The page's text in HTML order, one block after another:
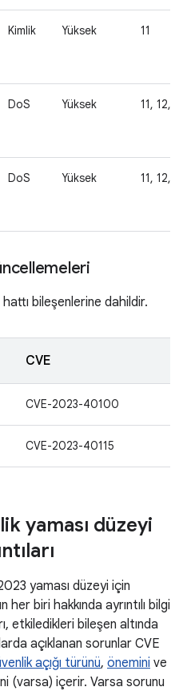
Kimlik Yüksek 11
DoS Yüksek 11, 12,
DoS Yüksek 11, 12,
bileşenlerine dahildir.
CVE
CVE-2023-40100
CVE-2023-40115
yaması düzeyi
yaması düzeyi için
her biri hakkında ayrıntılı bilgi
etkiledikleri bileşen altında
açıklanan sorunlar CVE
açığı türünü, önemini ve
(varsa) içerir. Varsa sorunu